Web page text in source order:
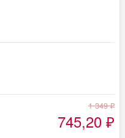
1 349₽
745,20 ₽